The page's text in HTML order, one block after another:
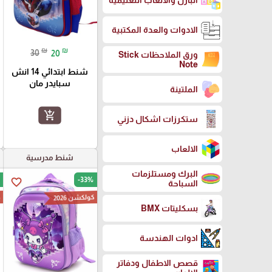
الادوات والعدة المكتبية
ورق الملاحظات Stick
Note
الملتينة
ستكرزات اشكال دزني
الالعاب
البرك ومستلزمات
السباحة
بسكليتات BMX
ادوات الهندسة
قصص الاطفال ودفاتر
30 ₪ 20 ₪
شنط ابتدائي 14 انش
سبايدر مان
add_shopping_cart
شنط مدرسية
favorite_border -33%
كولكشن 2026